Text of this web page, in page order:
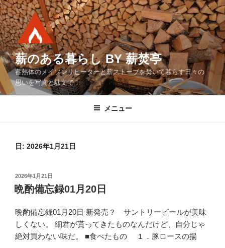
コ
ン
テ
ン
ツ
へ
キ
薪のある暮らし BY 薪焚亭
蓄熱体のメイソンリヒーターと薪ストーブを焚いて暮らす日々の
思いを写真と駄文で！
メニュー
日: 2026年1月21日
投
稿
日:
2026年1月21日
晩酌備忘録01月20日
晩酌備忘録01月20日 新発売？ サントリービールが美味
しくない。 細君が貰ってきたものなんだけど、自分じゃ
絶対買わない味だ。 ■食べたもの １．豚ロースの揚